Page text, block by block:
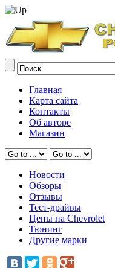
Главная
Карта сайта
Контакты
Об авторе
Магазин
Новости
Обзоры
Отзывы
Тест-драйвы
Цены на Chevrolet
Тюнинг
Другие марки